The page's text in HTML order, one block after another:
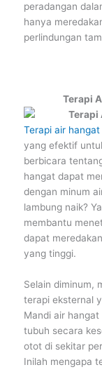
peradangan
hanya
perlindungan
Terapi
Terapi air hangat
yang efektif
berbicara
hangat dapat
dengan minum
lambung naik?
membantu
dapat
yang tinggi.
Selain diminum,
terapi eksternal
Mandi air
tubuh secara
otot di sekitar
Inilah mengapa